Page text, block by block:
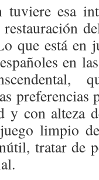
tuviere esa
que está en
en
preferencias
y con alteza
limpio
tratar de